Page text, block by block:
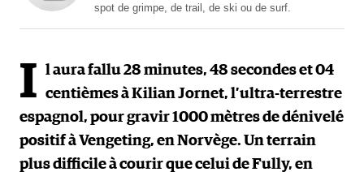
spot de grimpe, de trail, de ski ou de surf.
I l aura fallu 28 minutes, 48 secondes et 04
centièmes à Kilian Jornet, l’ultra-terrestre
espagnol, pour gravir 1000 mètres de dénivelé
positif à Vengeting, en Norvège. Un terrain
plus difficile à courir que celui de Fully, en